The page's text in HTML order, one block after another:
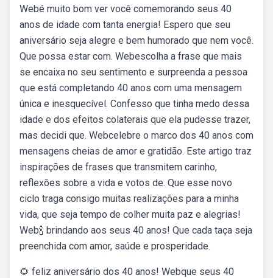
Webé muito bom ver você comemorando seus 40
anos de idade com tanta energia! Espero que seu
aniversário seja alegre e bem humorado que nem você.
Que possa estar com. Webescolha a frase que mais
se encaixa no seu sentimento e surpreenda a pessoa
que está completando 40 anos com uma mensagem
única e inesquecível. Confesso que tinha medo dessa
idade e dos efeitos colaterais que ela pudesse trazer,
mas decidi que. Webcelebre o marco dos 40 anos com
mensagens cheias de amor e gratidão. Este artigo traz
inspirações de frases que transmitem carinho,
reflexões sobre a vida e votos de. Que esse novo
ciclo traga consigo muitas realizações para a minha
vida, que seja tempo de colher muita paz e alegrias!
Web🍾 brindando aos seus 40 anos! Que cada taça seja
preenchida com amor, saúde e prosperidade.
🌻 feliz aniversário dos 40 anos! Webque seus 40